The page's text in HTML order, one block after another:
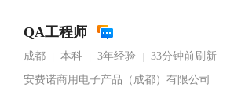
QA工程师
成都 本科 3年经验
33分钟前刷新
安费诺商用电子产品（成都）有限公司